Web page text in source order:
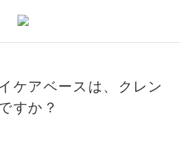
ケアベースは、クレン
すか？